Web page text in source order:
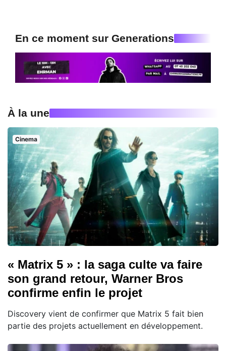
En ce moment sur Generations
À la une
Cinema
« Matrix 5 » : la saga culte va faire
son grand retour, Warner Bros
confirme enfin le projet
Discovery vient de confirmer que Matrix 5 fait bien
partie des projets actuellement en développement.